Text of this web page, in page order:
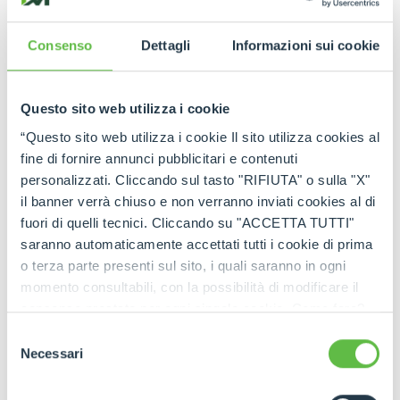
Consenso Dettagli Informazioni sui cookie
Questo sito web utilizza i cookie
“Questo sito web utilizza i cookie Il sito utilizza cookies al
fine di fornire annunci pubblicitari e contenuti
personalizzati. Cliccando sul tasto "RIFIUTA" o sulla "X"
il banner verrà chiuso e non verranno inviati cookies al di
fuori di quelli tecnici. Cliccando su "ACCETTA TUTTI"
saranno automaticamente accettati tutti i cookie di prima
o terza parte presenti sul sito, i quali saranno in ogni
momento consultabili, con la possibilità di modificare il
consenso prestato per ogni singolo cookie. Come fare?
ogni pagina, selezionare "Modifichi il suo consenso" e
dell'informativa completa nel footer presente in ogni
delNecessari
and consolidate its relationships with local
Thanks to this new configuration, Merlo will be
directly and closely, guaranteeing customers
increasingly personalised, timely and effective
support. This step recognises the work carried out
so far and aims to further raise the standards of
quality, reliability and service that have
characterised Merlo's business in Germany for over
thirty years.